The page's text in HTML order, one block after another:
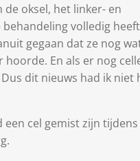
oksel, het linker- en
volledig
gegaan dat ze nog
En als er nog
dit nieuws had ik niet
cel gemist zijn